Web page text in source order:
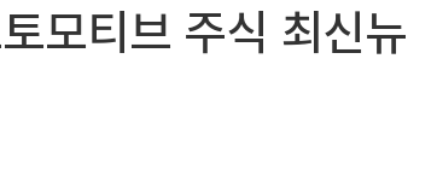
티브 주식 최신뉴